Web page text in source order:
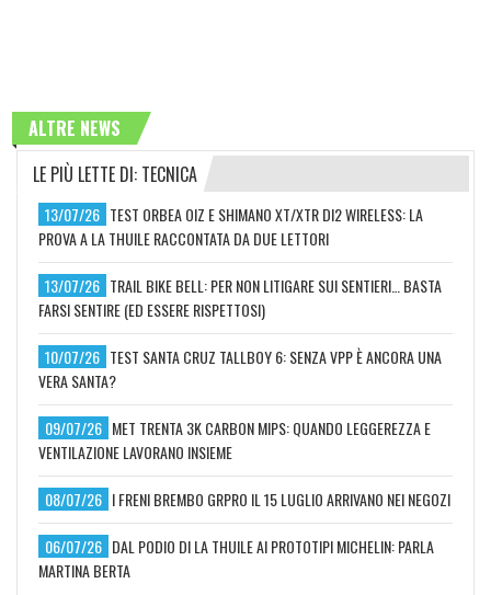
ALTRE NEWS
LE PIÙ LETTE DI: TECNICA
13/07/26 TEST ORBEA OIZ E SHIMANO XT/XTR DI2 WIRELESS: LA
PROVA A LA THUILE RACCONTATA DA DUE LETTORI
13/07/26 TRAIL BIKE BELL: PER NON LITIGARE SUI SENTIERI… BASTA
FARSI SENTIRE (ED ESSERE RISPETTOSI)
10/07/26 TEST SANTA CRUZ TALLBOY 6: SENZA VPP È ANCORA UNA
VERA SANTA?
09/07/26 MET TRENTA 3K CARBON MIPS: QUANDO LEGGEREZZA E
VENTILAZIONE LAVORANO INSIEME
08/07/26 I FRENI BREMBO GRPRO IL 15 LUGLIO ARRIVANO NEI NEGOZI
06/07/26 DAL PODIO DI LA THUILE AI PROTOTIPI MICHELIN: PARLA
MARTINA BERTA